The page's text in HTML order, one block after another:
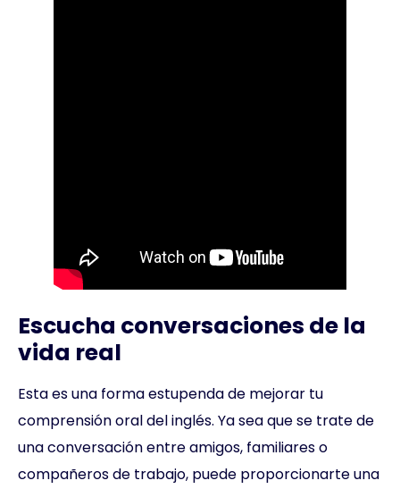
Escucha conversaciones de la
vida real
Esta es una forma estupenda de mejorar tu
comprensión oral del inglés. Ya sea que se trate de
una conversación entre amigos, familiares o
compañeros de trabajo, puede proporcionarte una